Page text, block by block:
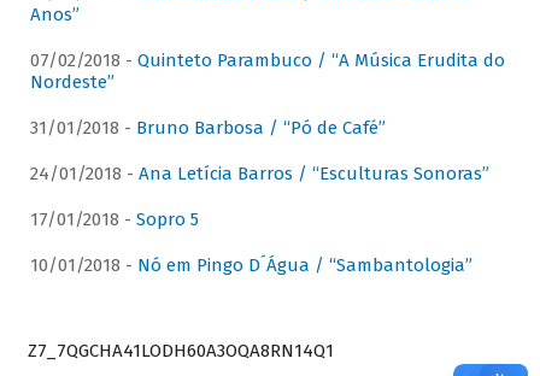
Anos”
07/02/2018 - Quinteto Parambuco / “A Música Erudita do
Nordeste”
31/01/2018 - Bruno Barbosa / “Pó de Café”
24/01/2018 - Ana Letícia Barros / “Esculturas Sonoras”
17/01/2018 - Sopro 5
10/01/2018 - Nó em Pingo D´Água / “Sambantologia”
Z7_7QGCHA41LODH60A3OQA8RN14Q1